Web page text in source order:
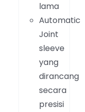
lama
Automatic
Joint
sleeve
yang
dirancang
secara
presisi